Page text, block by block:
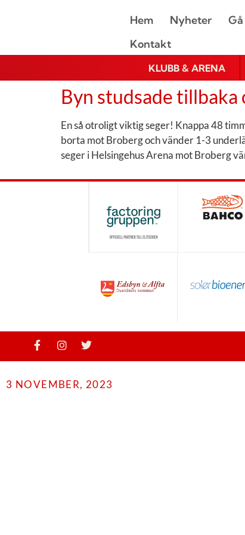
Hem Nyheter
Kontakt
KLUBB & ARENA
Byn studsade
En så otroligt viktig seger! Knappa 48
borta mot Broberg och vänder 1-3
seger i Helsingehus Arena mot Broberg
3 NOVEMBER, 2023